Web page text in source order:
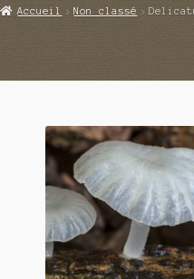
Echanges et contacts
Accueil Non classé